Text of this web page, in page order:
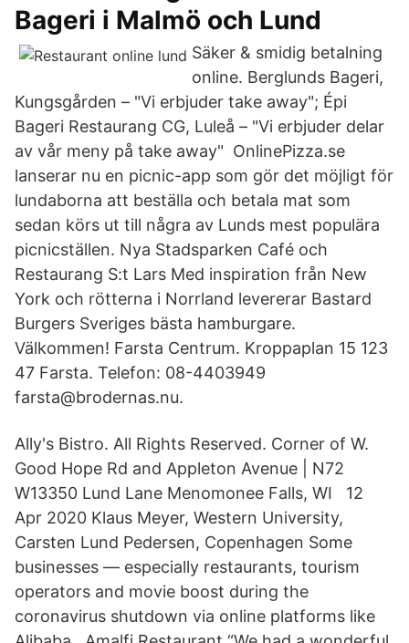
Bageri i Malmö och Lund
Säker & smidig betalning
online. Berglunds Bageri,
Kungsgården – "Vi erbjuder take away"; Épi
Bageri Restaurang CG, Luleå – "Vi erbjuder delar
av vår meny på take away" OnlinePizza.se
lanserar nu en picnic-app som gör det möjligt för
lundaborna att beställa och betala mat som
sedan körs ut till några av Lunds mest populära
picnicställen. Nya Stadsparken Café och
Restaurang S:t Lars Med inspiration från New
York och rötterna i Norrland levererar Bastard
Burgers Sveriges bästa hamburgare.
Välkommen! Farsta Centrum. Kroppaplan 15 123
47 Farsta. Telefon: 08-4403949
farsta@brodernas.nu.
Ally's Bistro. All Rights Reserved. Corner of W.
Good Hope Rd and Appleton Avenue | N72
W13350 Lund Lane Menomonee Falls, WI 12
Apr 2020 Klaus Meyer, Western University,
Carsten Lund Pedersen, Copenhagen Some
businesses — especially restaurants, tourism
operators and movie boost during the
coronavirus shutdown via online platforms like